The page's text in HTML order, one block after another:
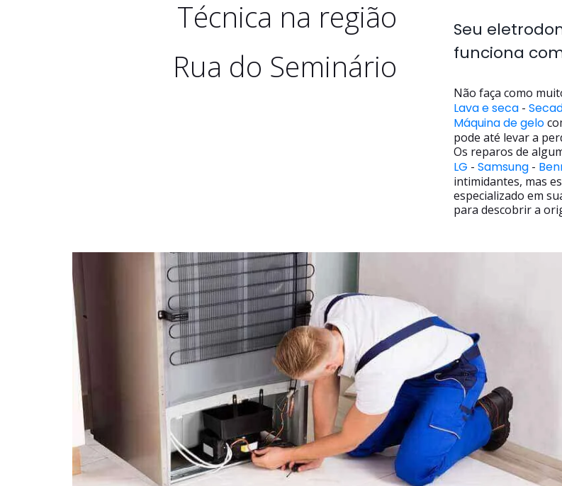
Técnica na região
Rua do Seminário
Seu
funciona
Não faça como
Lava e seca-
Máquina de gelo
pode até levar a
Os reparos de
LG - Samsung-
intimidantes, mas
especializado em
para descobrir a